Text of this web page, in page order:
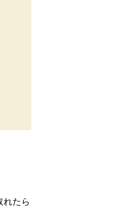
れたら